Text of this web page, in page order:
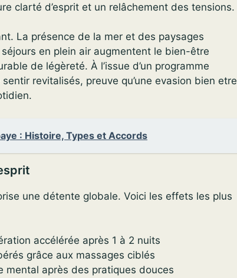
clarté d’esprit et un relâchement des tensions.
La présence de la mer et des paysages
en plein air augmentent le bien-être
de légèreté. À l’issue d’un programme
revitalisés, preuve qu’une evasion bien etre
: Histoire, Types et Accords
une détente globale. Voici les effets les plus
accélérée après 1 à 2 nuits
grâce aux massages ciblés
mental après des pratiques douces